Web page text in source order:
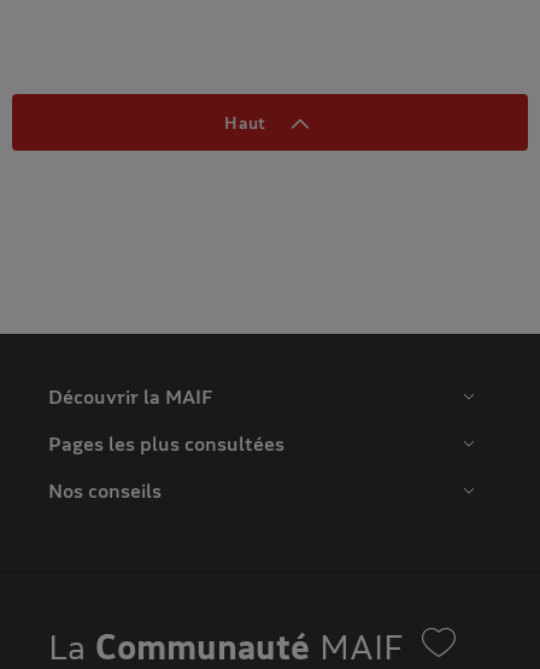
Haut
Découvrir la MAIF
Pages les plus consultées
Nos conseils
La Communauté MAIF